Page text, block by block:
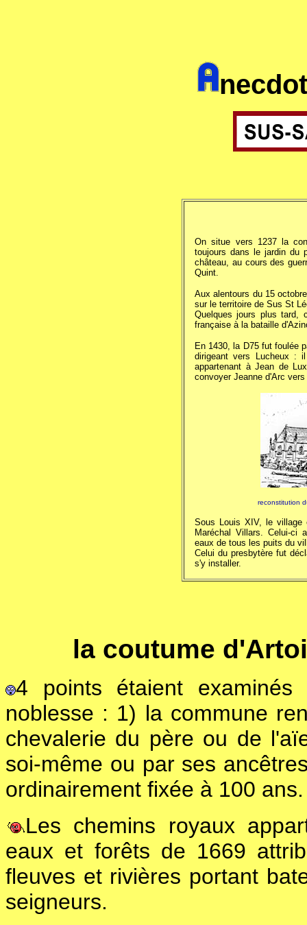
On situe vers 1237 la
toujours dans le jardin du
château, au cours des
Quint.
Aux alentours du 15
sur le territoire de Sus St
Quelques jours plus tard,
française à la bataille
En 1430, la D75 fut foulée
dirigeant vers Lucheux :
appartenant à Jean de
convoyer Jeanne d'Arc vers
reconstitution
Sous Louis XIV, le village
Maréchal Villars. Celui-ci
eaux de tous les puits du
Celui du presbytère fut
s'y installer.
la coutume
4 points étaient
noblesse : 1) la commune
chevalerie du père ou de
soi-même ou par ses
ordinairement fixée à 100 ans.
Les chemins royaux
eaux et forêts de 1669
fleuves et rivières portant
seigneurs.